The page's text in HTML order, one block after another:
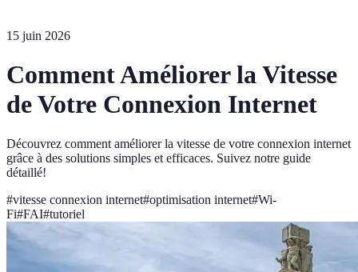
15 juin 2026
Comment Améliorer la Vitesse
de Votre Connexion Internet
Découvrez comment améliorer la vitesse de votre connexion internet
grâce à des solutions simples et efficaces. Suivez notre guide
détaillé!
#vitesse connexion internet#optimisation internet#Wi-
Fi#FAI#tutoriel